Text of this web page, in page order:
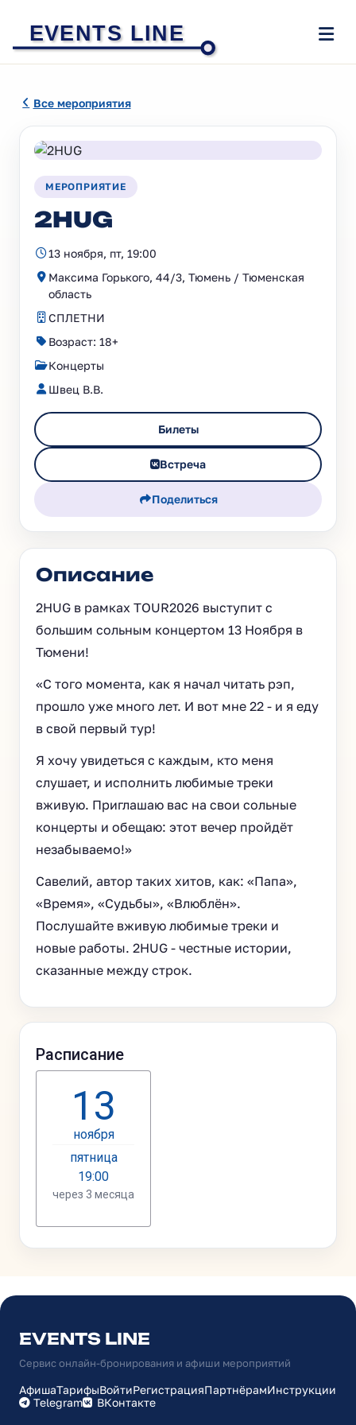
EVENTS LINE
Все мероприятия
МЕРОПРИЯТИЕ
2HUG
13 ноября, пт, 19:00
Максима Горького, 44/3, Тюмень / Тюменская
область
СПЛЕТНИ
Возраст: 18+
Концерты
Швец В.В.
Билеты
Встреча
Поделиться
Описание
2HUG в рамках TOUR2026 выступит с
большим сольным концертом 13 Ноября в
Тюмени!
«С того момента, как я начал читать рэп,
прошло уже много лет. И вот мне 22 - и я еду
в свой первый тур!
Я хочу увидеться с каждым, кто меня
слушает, и исполнить любимые треки
вживую. Приглашаю вас на свои сольные
концерты и обещаю: этот вечер пройдёт
незабываемо!»
Савелий, автор таких хитов, как: «Папа»,
«Время», «Судьбы», «Влюблён».
Послушайте вживую любимые треки и
новые работы. 2HUG - честные истории,
сказанные между строк.
EVENTS LINE
Сервис онлайн-бронирования и афиши мероприятий
АфишаТарифыВойтиРегистрацияПартнёрамИнструкции
Telegram
ВКонтакте